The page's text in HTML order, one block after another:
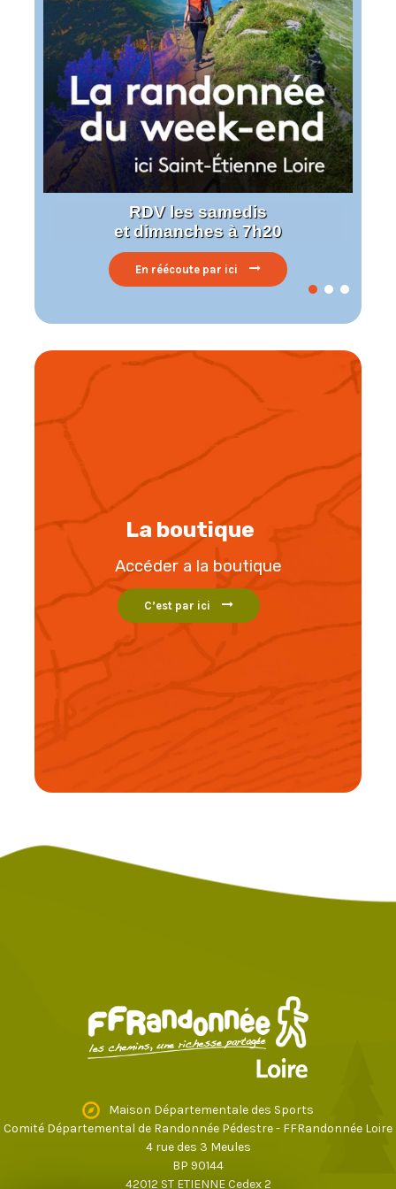
En réécoute par ici
RDV les samedis
et dimanches à 7h20
La boutique
Accéder a la boutique
C’est par ici
Maison Départementale des Sports
Comité Départemental de Randonnée Pédestre - FFRandonnée Loire
4 rue des 3 Meules
BP 90144
42012 ST ETIENNE Cedex 2